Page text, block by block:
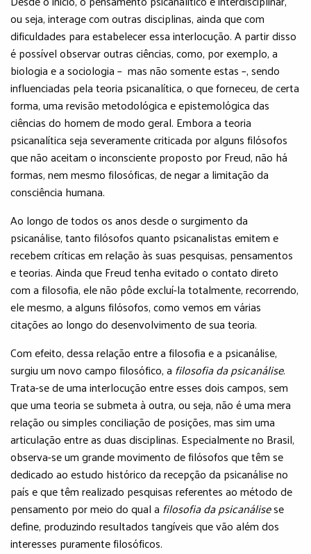
ou seja, interage com outras disciplinas, ainda que com
dificuldades para estabelecer essa interlocução. A partir disso
é possível observar outras ciências, como, por exemplo, a
biologia e a sociologia – mas não somente estas –, sendo
influenciadas pela teoria psicanalítica, o que forneceu, de certa
forma, uma revisão metodológica e epistemológica das
ciências do homem de modo geral. Embora a teoria
psicanalítica seja severamente criticada por alguns filósofos
que não aceitam o inconsciente proposto por Freud, não há
formas, nem mesmo filosóficas, de negar a limitação da
consciência humana.
Ao longo de todos os anos desde o surgimento da
psicanálise, tanto filósofos quanto psicanalistas emitem e
recebem críticas em relação às suas pesquisas, pensamentos
e teorias. Ainda que Freud tenha evitado o contato direto
com a filosofia, ele não pôde excluí-la totalmente, recorrendo,
ele mesmo, a alguns filósofos, como vemos em várias
citações ao longo do desenvolvimento de sua teoria.
Com efeito, dessa relação entre a filosofia e a psicanálise,
surgiu um novo campo filosófico, a filosofia da psicanálise.
Trata-se de uma interlocução entre esses dois campos, sem
que uma teoria se submeta à outra, ou seja, não é uma mera
relação ou simples conciliação de posições, mas sim uma
articulação entre as duas disciplinas. Especialmente no Brasil,
observa-se um grande movimento de filósofos que têm se
dedicado ao estudo histórico da recepção da psicanálise no
país e que têm realizado pesquisas referentes ao método de
pensamento por meio do qual a filosofia da psicanálisese
define, produzindo resultados tangíveis que vão além dos
interesses puramente filosóficos.